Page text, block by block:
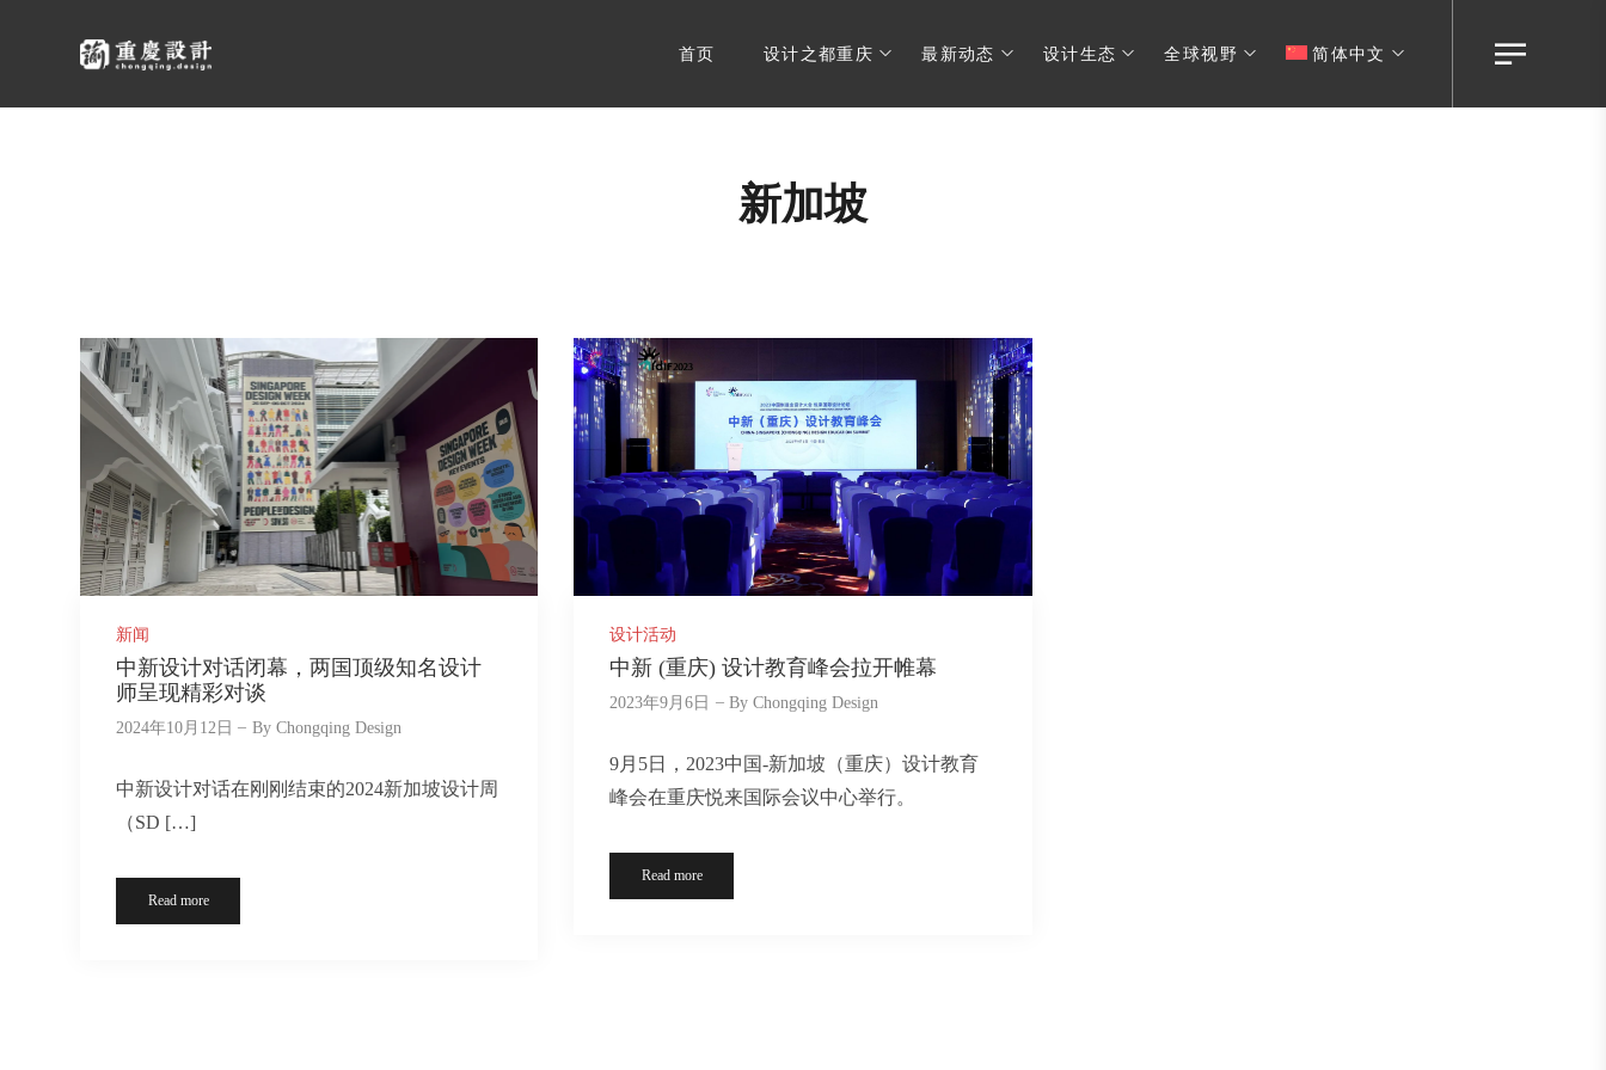
首页 设计之都重庆 最新动态 设计生态 全球视野 简体中文
新加坡
新闻
中新设计对话闭幕，两国顶级知名设计
师呈现精彩对谈
2024年10月12日 By Chongqing Design
中新设计对话在刚刚结束的2024新加坡设计周
（SD […]
Read more
设计活动
中新 (重庆) 设计教育峰会拉开帷幕
2023年9月6日 By Chongqing Design
9月5日，2023中国-新加坡（重庆）设计教育
峰会在重庆悦来国际会议中心举行。
Read more